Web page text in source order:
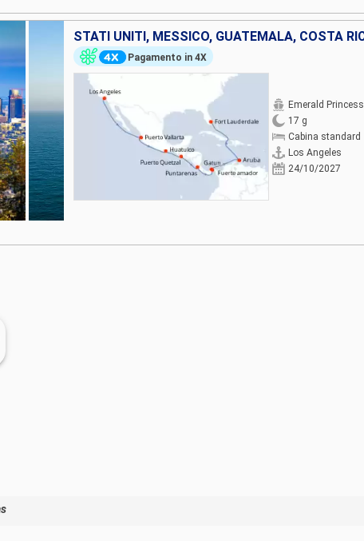
Pagamento in 4X
Emerald Princess
17 g
Cabina standard
Los Angeles
24/10/2027